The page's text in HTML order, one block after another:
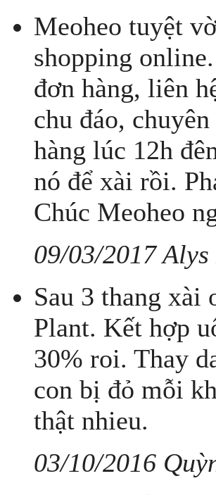
Meoheo tuyệt
shopping
đơn hàng, liên
chu đáo,
hàng lúc 12h
nó để xài rồi.
Chúc Meoheo
09/03/2017 Alys
Sau 3 thang xài
Plant. Kết hợp
30% roi. Thay
con bị đỏ mỗi
thật nhieu.
03/10/2016